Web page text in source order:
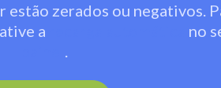
estão zerados ou negativos.
a
no
.